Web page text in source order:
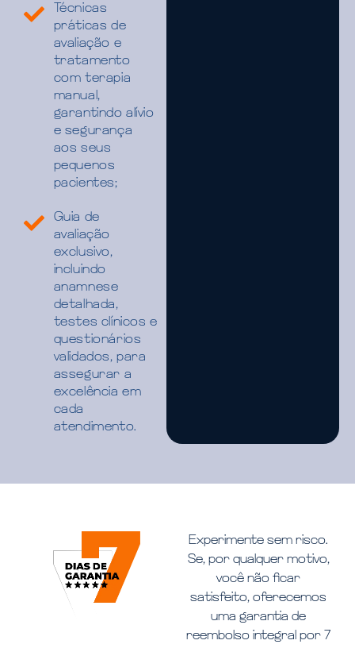
Técnicas
práticas de
avaliação e
tratamento
com terapia
manual,
garantindo alívio
e segurança
aos seus
pequenos
pacientes;
Guia de
avaliação
exclusivo,
incluindo
anamnese
detalhada,
testes clínicos e
questionários
validados, para
assegurar a
excelência em
cada
atendimento.
Experimente sem risco.
Se, por qualquer motivo,
você não ficar
satisfeito, oferecemos
uma garantia de
reembolso integral por 7